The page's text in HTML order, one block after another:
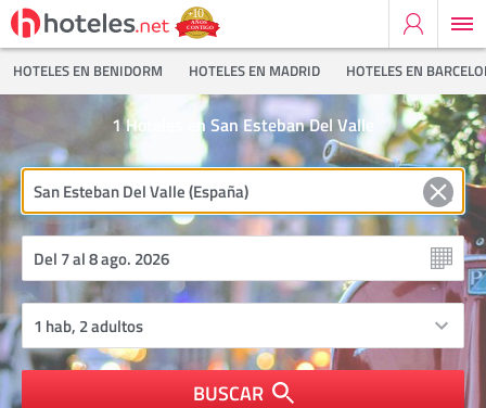
HOTELES EN BENIDORM HOTELES EN MADRID HOTELES EN
Hoteles en San Esteban Del Valle
1
BUSCAR